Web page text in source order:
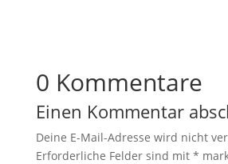
0 Kommentare
Einen Kommentar
Deine E-Mail-Adresse wird nicht
Erforderliche Felder sind mit *